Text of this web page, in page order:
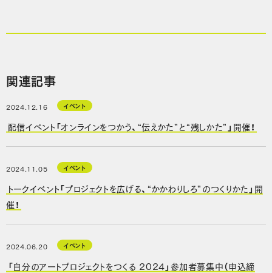
関連記事
2024.12.16 イベント
配信イベント「オンラインをつかう、“伝えかた”と“残しかた”」開催！
2024.11.05 イベント
トークイベント「プロジェクトを広げる、“かかわりしろ”のつくりかた」開
催！
2024.06.20 イベント
「自分のアートプロジェクトをつくる 2024」参加者募集中（申込締